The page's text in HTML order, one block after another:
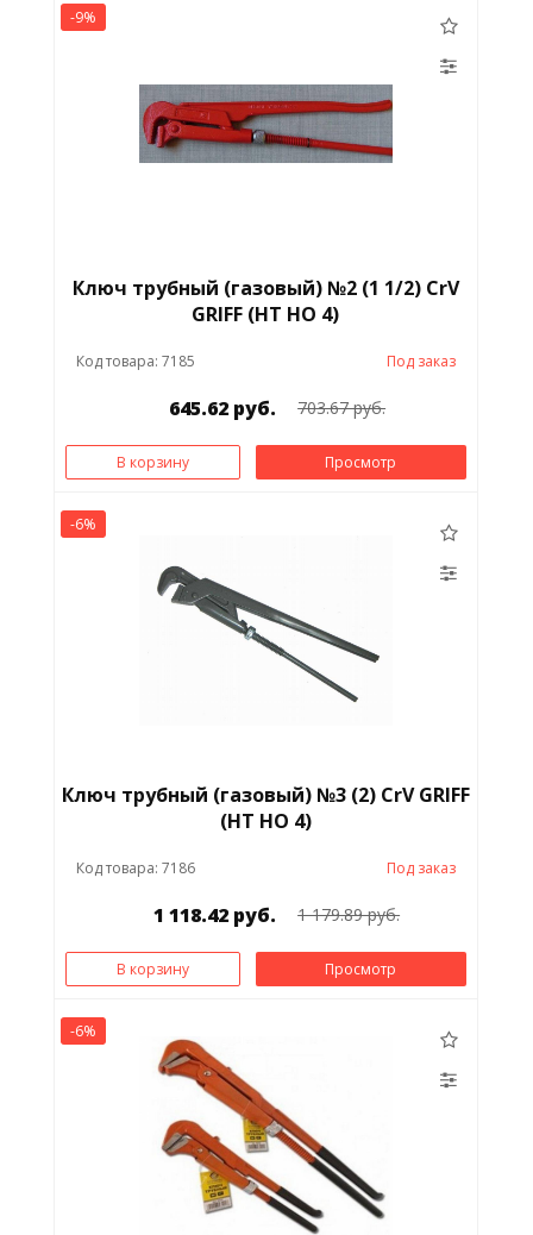
-9%
Ключ трубный (газовый) №2 (1 1/2) CrV
GRIFF (HT HO 4)
Код товара: 7185 Под заказ
645.62 руб. 703.67 руб.
В корзину Просмотр
-6%
Ключ трубный (газовый) №3 (2) CrV GRIFF
(HT HO 4)
Код товара: 7186 Под заказ
1 118.42 руб. 1 179.89 руб.
В корзину Просмотр
-6%